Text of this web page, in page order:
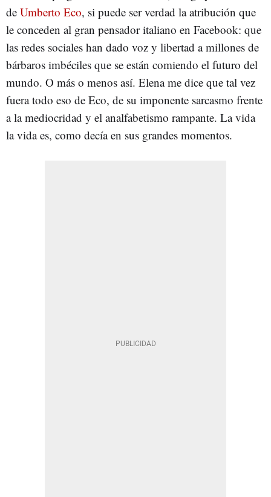
de Umberto Eco, si puede ser verdad la atribución que
le conceden al gran pensador italiano en Facebook: que
las redes sociales han dado voz y libertad a millones de
bárbaros imbéciles que se están comiendo el futuro del
mundo. O más o menos así. Elena me dice que tal vez
fuera todo eso de Eco, de su imponente sarcasmo frente
a la mediocridad y el analfabetismo rampante. La vida
la vida es, como decía en sus grandes momentos.